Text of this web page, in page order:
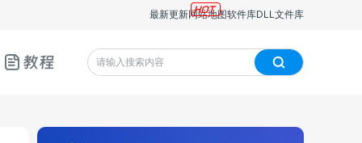
最新更新网站地图软件库DLL文件库
教程